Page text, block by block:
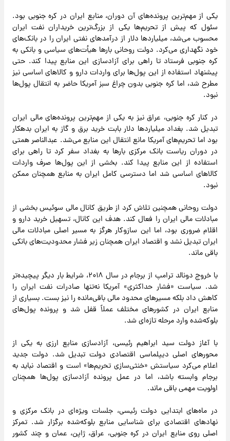
یکی از مهم‌ترین پرونده‌های آن دوران، منابع ایران در کره جنوبی بود.
سئول که پیش از تحریم‌ها یکی از بزرگ‌ترین خریداران نفت ایران
محسوب می‌شد، میلیاردها دلار از درآمدهای نفتی ایران را در بانک‌های
خود نگهداری می‌کرد. دولت روحانی بارها هیأت‌های سیاسی و بانکی به
کره جنوبی فرستاد تا راهی برای آزادسازی این منابع پیدا کند. حتی
پیشنهاد استفاده از این پول‌ها برای واردات دارو و کالاهای اساسی نیز
مطرح شد، اما کره جنوبی بدون چراغ سبز آمریکا حاضر به انتقال پول‌ها
نبود.
در کنار کره جنوبی، عراق نیز به یکی از مهم‌ترین پرونده‌های مالی ایران
تبدیل شد. بغداد میلیاردها دلار بابت خرید برق و گاز به ایران بدهکار
بود اما تحریم‌های آمریکا مانع انتقال این منابع می‌شد. عبدالناصر همتی
در دوران ریاست بانک مرکزی بارها به بغداد سفر کرد تا راهی برای
استفاده از این منابع پیدا کند. بخشی از این پول‌ها صرف واردات
کالاهای اساسی شد اما دسترسی کامل ایران به منابع همچنان ممکن
نبود.
دولت روحانی همچنین تلاش کرد از طریق کانال مالی سوئیس بخشی از
مبادلات مالی ایران را فعال کند. هدف این کانال، تسهیل خرید دارو و
اقلام ضروری بود، اما این سازوکار هرگز به مسیر اصلی مبادلات مالی
ایران تبدیل نشد و اقتصاد ایران همچنان زیر فشار محدودیت‌های بانکی
باقی ماند.
با خروج دونالد ترامپ از برجام در سال ۲۰۱۸، شرایط بار دیگر پیچیده‌تر
شد. سیاست «فشار حداکثری» آمریکا نه‌تنها صادرات نفت ایران را
کاهش داد بلکه مسیرهای محدود مالی باقی‌مانده را نیز بست. بسیاری از
منابع ایران در کشورهای مختلف عملاً قفل شد و پرونده پول‌های
بلوکه‌شده وارد مرحله تازه‌ای شد.
با آغاز دولت سید ابراهیم رئیسی، آزادسازی منابع ارزی به یکی از
محورهای اصلی دیپلماسی اقتصادی دولت تبدیل شد. دولت جدید
اعلام می‌کرد سیاستش «خنثی‌سازی تحریم‌ها» است و اقتصاد نباید به
برجام وابسته باشد، اما در عمل پرونده آزادسازی پول‌ها همچنان
اولویت مهمی باقی ماند.
در ماه‌های ابتدایی دولت رئیسی، جلسات ویژه‌ای در بانک مرکزی و
نهادهای اقتصادی برای شناسایی منابع بلوکه‌شده برگزار شد. تمرکز
اصلی روی منابع ایران در کره جنوبی، عراق، ژاپن، عمان و چند کشور